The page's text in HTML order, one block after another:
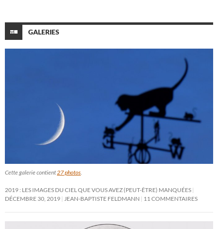
GALERIES
Cette galerie contient 27 photos
2019 : LES IMAGES DU CIEL QUE VOUS AVEZ (PEUT-ÊTRE) MANQUÉES
DÉCEMBRE 30, 2019
JEAN-BAPTISTE FELDMANN 11 COMMENTAIRES